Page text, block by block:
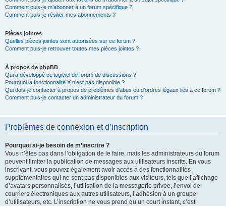
Comment puis-je m’abonner à un forum spécifique ?
Comment puis-je résilier mes abonnements ?
Pièces jointes
Quelles pièces jointes sont autorisées sur ce forum ?
Comment puis-je retrouver toutes mes pièces jointes ?
À propos de phpBB
Qui a développé ce logiciel de forum de discussions ?
Pourquoi la fonctionnalité X n’est pas disponible ?
Qui dois-je contacter à propos de problèmes d’abus ou d’ordres légaux liés à ce forum ?
Comment puis-je contacter un administrateur du forum ?
Problèmes de connexion et d’inscription
Pourquoi ai-je besoin de m’inscrire ?
Vous n’êtes pas dans l’obligation de le faire, mais les administrateurs du forum
peuvent limiter la publication de messages aux utilisateurs inscrits. En vous
inscrivant, vous pouvez également avoir accès à des fonctionnalités
supplémentaires qui ne sont pas disponibles aux visiteurs, tels que l’affichage
d’avatars personnalisés, l’utilisation de la messagerie privée, l’envoi de
courriers électroniques aux autres utilisateurs, l’adhésion à un groupe
d’utilisateurs, etc. L’inscription ne vous prend qu’un court instant, c’est